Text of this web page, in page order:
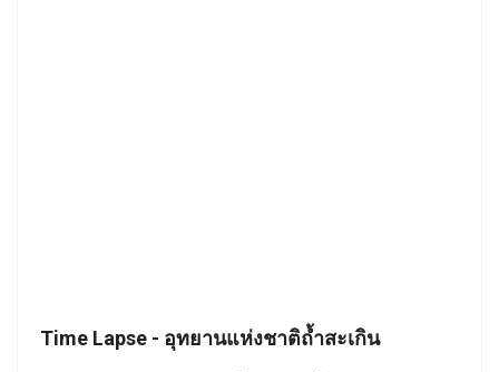
Time Lapse - อุทยานแห่งชาติถ้ำสะเกิน